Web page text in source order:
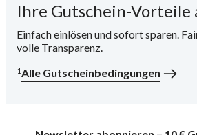
Ihre Gutschein-Vorteile
Einfach einlösen und sofort sparen.
volle Transparenz.
1Alle Gutscheinbedingungen